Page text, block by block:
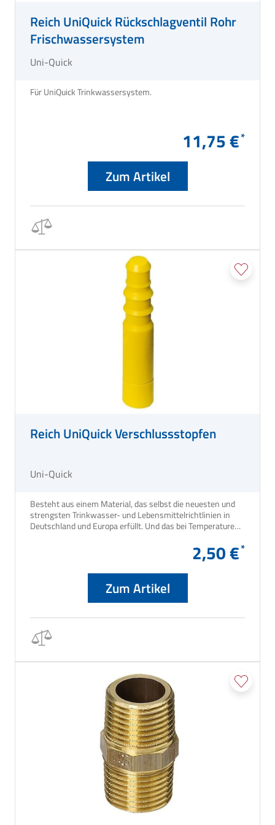
Reich UniQuick Rückschlagventil Rohr
Frischwassersystem
Uni-Quick
11,75 €
Zum Artikel
Reich UniQuick Verschlussstopfen
Uni-Quick
Besteht aus einem Material, das selbst die neuesten und
strengsten Trinkwasser- und Lebensmittelrichtlinien in
Deutschland und Europa erfüllt. Und das bei Temperaturen
2,50 €
Zum Artikel